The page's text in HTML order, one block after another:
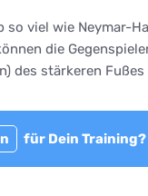
viel wie Neymar-
die
des stärkeren
für Dein Training?